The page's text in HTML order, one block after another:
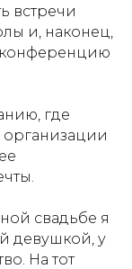
встречи
и, наконец,
конференцию
где
организации
свадьбе я
девушкой, у
На тот